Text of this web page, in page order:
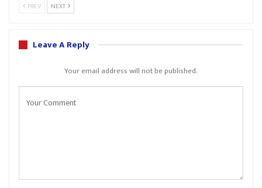
PREV NEXT
Leave A Reply
Your email address will not be published.